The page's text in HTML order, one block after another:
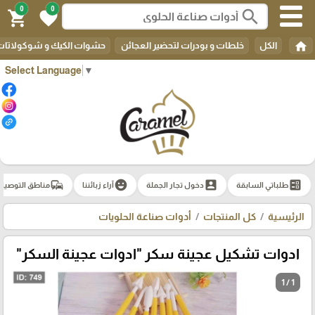
Select Language ▼
search
0
favorite
0
shopping_cart
home الكل خلطات و بودرات لتحضير العجائن حشوات الكيك و
ballotطلباتي السابقة account_box دخول تجار الجملة emoji_emotionsآراء زبائننا commuteمناطق
الرئيسية كل المنتجات أدوات صناعة الحلويات
ادوات تشكيل عجينة سكر "ادوات عجينة السكر"
1 / 1